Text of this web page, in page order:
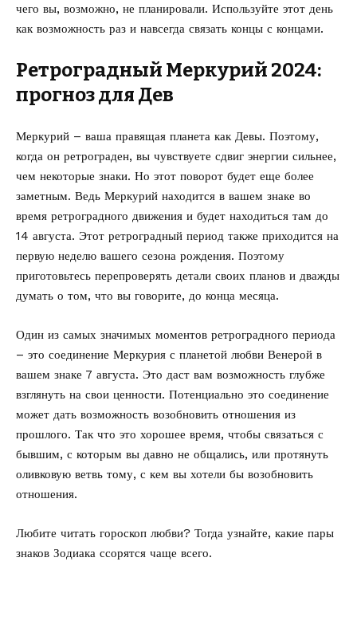
чего вы, возможно, не планировали. Используйте этот день
как возможность раз и навсегда связать концы с концами.
Ретроградный Меркурий 2024:
прогноз для Дев
Меркурий – ваша правящая планета как Девы. Поэтому,
когда он ретрограден, вы чувствуете сдвиг энергии сильнее,
чем некоторые знаки. Но этот поворот будет еще более
заметным. Ведь Меркурий находится в вашем знаке во
время ретроградного движения и будет находиться там до
14 августа. Этот ретроградный период также приходится на
первую неделю вашего сезона рождения. Поэтому
приготовьтесь перепроверять детали своих планов и дважды
думать о том, что вы говорите, до конца месяца.
Один из самых значимых моментов ретроградного периода
– это соединение Меркурия с планетой любви Венерой в
вашем знаке 7 августа. Это даст вам возможность глубже
взглянуть на свои ценности. Потенциально это соединение
может дать возможность возобновить отношения из
прошлого. Так что это хорошее время, чтобы связаться с
бывшим, с которым вы давно не общались, или протянуть
оливковую ветвь тому, с кем вы хотели бы возобновить
отношения.
Любите читать гороскоп любви? Тогда узнайте, какие пары
знаков Зодиака ссорятся чаще всего.